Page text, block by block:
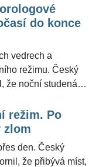
vystoupí nad
z portálu
doplnili, že
konci června.
do konce
vedrech a
režimu. Český
že noční studená
z portálu
doplnili, že
– čeká se
bez návratu
režim. Po
zlom
den. Český
že přibývá míst,